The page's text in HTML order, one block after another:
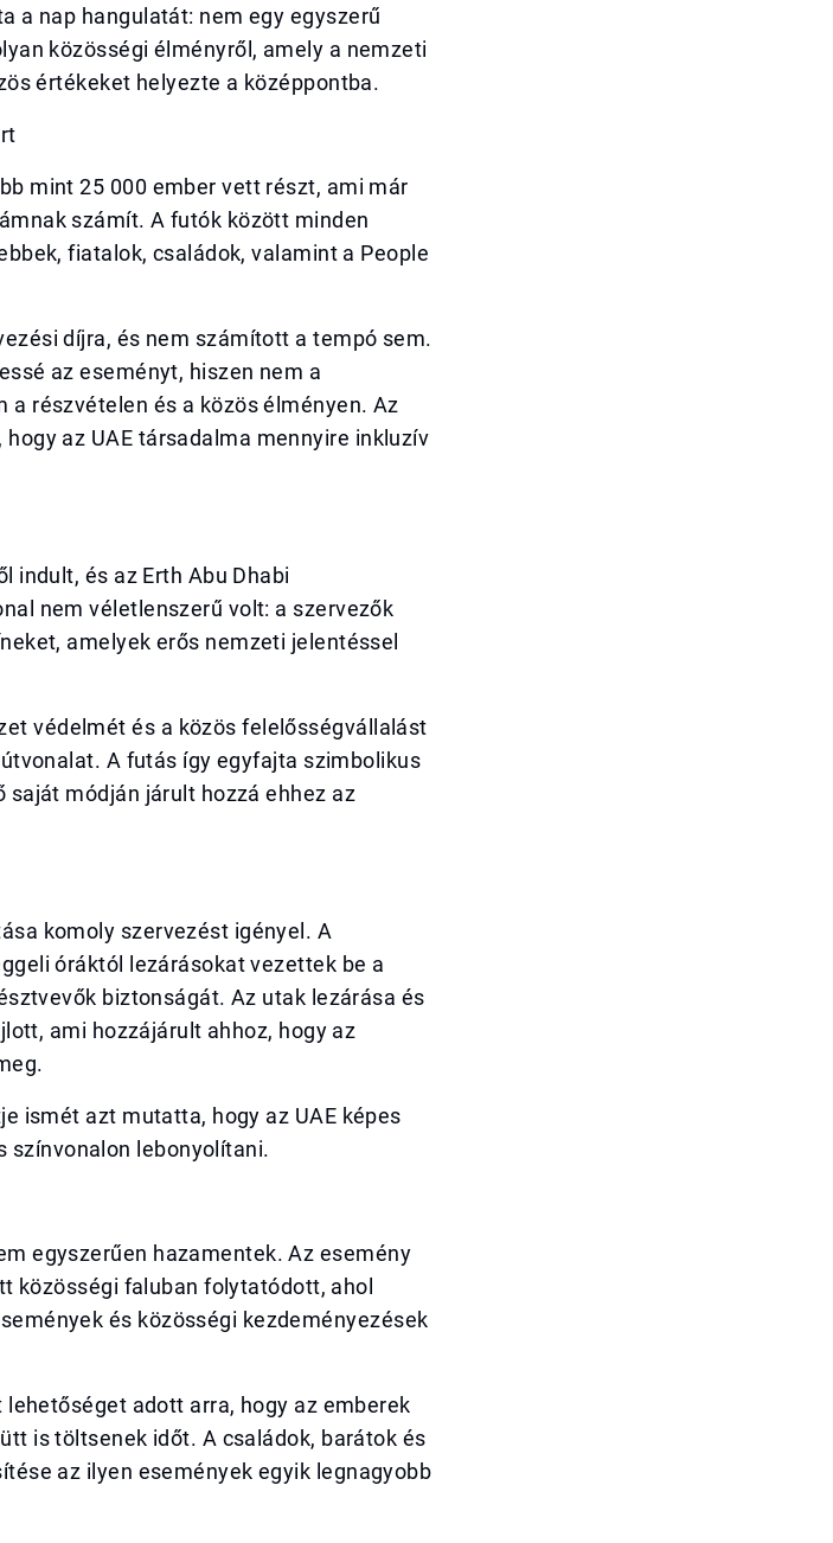
a nap hangulatát: nem egy egyszerű
közösségi élményről, amely a nemzeti
értékeket helyezte a középpontba.
mint 25 000 ember vett részt, ami már
számít. A futók között minden
fiatalok, családok, valamint a People
díjra, és nem számított a tempó sem.
az eseményt, hiszen nem a
a részvételen és a közös élményen. Az
az UAE társadalma mennyire inkluzív
indult, és az Erth Abu Dhabi
nem véletlenszerű volt: a szervezők
amelyek erős nemzeti jelentéssel
védelmét és a közös felelősségvállalást
A futás így egyfajta szimbolikus
módján járult hozzá ehhez az
komoly szervezést igényel. A
óráktól lezárásokat vezettek be a
biztonságát. Az utak lezárása és
ami hozzájárult ahhoz, hogy az
ismét azt mutatta, hogy az UAE képes
színvonalon lebonyolítani.
egyszerűen hazamentek. Az esemény
közösségi faluban folytatódott, ahol
és közösségi kezdeményezések
adott arra, hogy az emberek
is töltsenek időt. A családok, barátok és
az ilyen események egyik legnagyobb